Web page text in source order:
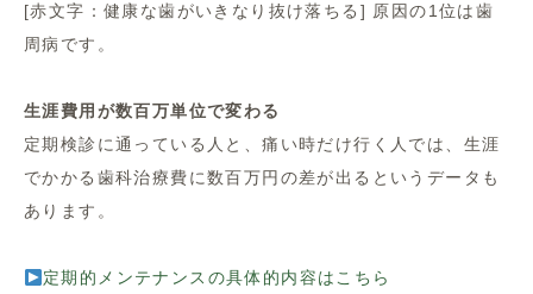
[赤文字：健康な歯がいきなり抜け落ちる] 原因の1位は歯
周病です。
生涯費用が数百万単位で変わる
定期検診に通っている人と、痛い時だけ行く人では、生涯
でかかる歯科治療費に数百万円の差が出るというデータも
あります。
定期的メンテナンスの具体的内容はこちら